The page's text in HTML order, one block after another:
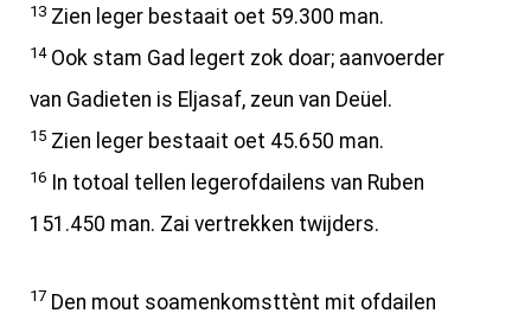
13 Zien leger bestaait oet 59.300 man.
14Ook stam Gad legert zok doar; aanvoerder
van Gadieten is Eljasaf, zeun van Deüel.
15 Zien leger bestaait oet 45.650 man.
16
In totoal tellen legerofdailens van Ruben
151.450 man. Zai vertrekken twijders.
17 Den mout soamenkomsttènt mit ofdailen